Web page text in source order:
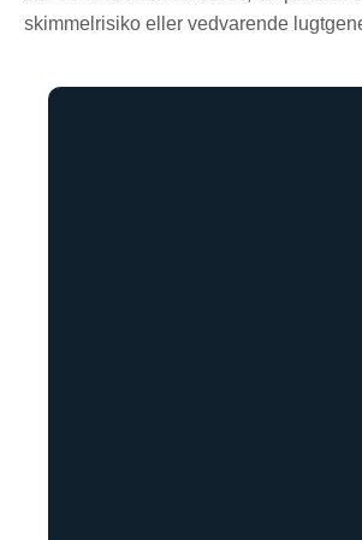
skimmelrisiko eller vedvarende